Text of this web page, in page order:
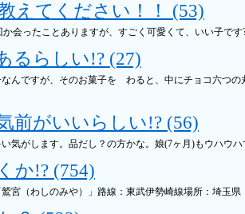
えてください！！ (53)
会ったことありますが、すごく可愛くて、いい子で
るらしい!? (27)
なんですが、そのお菓子を わると、中にチョコ六つの
前がいいらしい!? (56)
気がします。品だし？の方かな。娘(7ヶ月)もウハウ
か!? (754)
宮（わしのみや）」路線：東武伊勢崎線場所：埼玉県